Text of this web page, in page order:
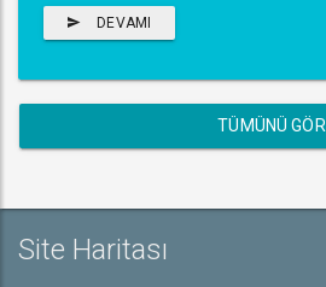
DEVAMI
TÜMÜNÜ GÖR
Site Haritası